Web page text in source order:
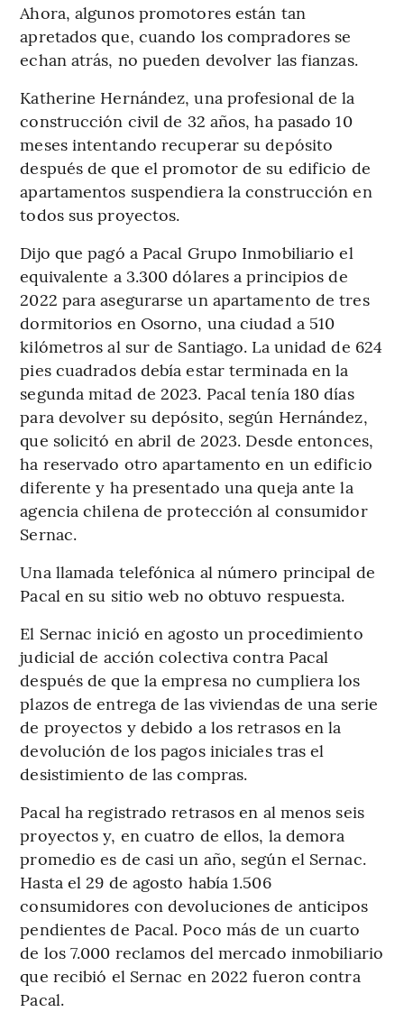
Ahora, algunos promotores están tan
apretados que, cuando los compradores se
echan atrás, no pueden devolver las fianzas.
Katherine Hernández, una profesional de la
construcción civil de 32 años, ha pasado 10
meses intentando recuperar su depósito
después de que el promotor de su edificio de
apartamentos suspendiera la construcción en
todos sus proyectos.
Dijo que pagó a Pacal Grupo Inmobiliario el
equivalente a 3.300 dólares a principios de
2022 para asegurarse un apartamento de tres
dormitorios en Osorno, una ciudad a 510
kilómetros al sur de Santiago. La unidad de 624
pies cuadrados debía estar terminada en la
segunda mitad de 2023. Pacal tenía 180 días
para devolver su depósito, según Hernández,
que solicitó en abril de 2023. Desde entonces,
ha reservado otro apartamento en un edificio
diferente y ha presentado una queja ante la
agencia chilena de protección al consumidor
Sernac.
Una llamada telefónica al número principal de
Pacal en su sitio web no obtuvo respuesta.
El Sernac inició en agosto un procedimiento
judicial de acción colectiva contra Pacal
después de que la empresa no cumpliera los
plazos de entrega de las viviendas de una serie
de proyectos y debido a los retrasos en la
devolución de los pagos iniciales tras el
desistimiento de las compras.
Pacal ha registrado retrasos en al menos seis
proyectos y, en cuatro de ellos, la demora
promedio es de casi un año, según el Sernac.
Hasta el 29 de agosto había 1.506
consumidores con devoluciones de anticipos
pendientes de Pacal. Poco más de un cuarto
de los 7.000 reclamos del mercado inmobiliario
que recibió el Sernac en 2022 fueron contra
Pacal.